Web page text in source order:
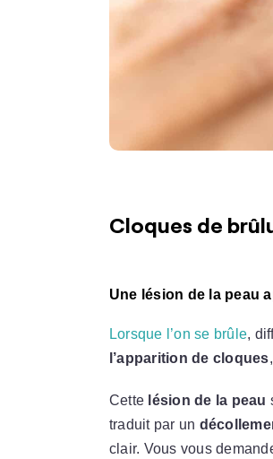
Cloques de
Une lésion de la peau
Lorsque l’on se brûle,
l’apparition de cloques
Cette lésion de la peau
traduit par un
clair. Vous vous